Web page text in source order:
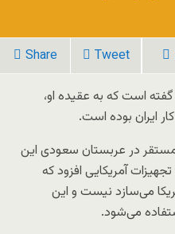
Share Tweet
است که به عقیده او،
ایران بوده است.
در عربستان سعودی این
آمریکایی افزود که
می‌سازد نیست و این
می‌شود.